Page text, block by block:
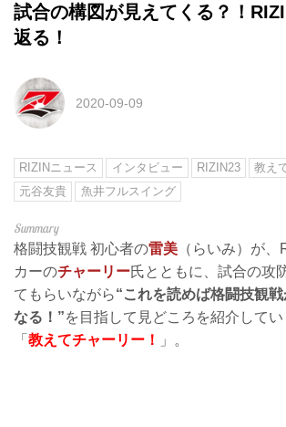
試合の構図が見えてくる？！
返る！
2020-09-09
RIZINニュース インタビュー RIZIN23
教え
元谷友貴
魚井フルスイング
格闘技観戦 初心者の雷美 （らいみ）が
カーのチャーリー氏とともに、試合の攻
てもらいながら“これを読めば格闘技観戦
なる！”を目指して見どころを紹介して
「 教えてチャーリー！ 」。